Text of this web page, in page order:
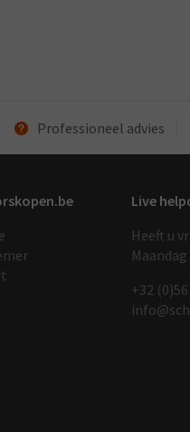
Professioneel advies
Live
Heeft u
+32